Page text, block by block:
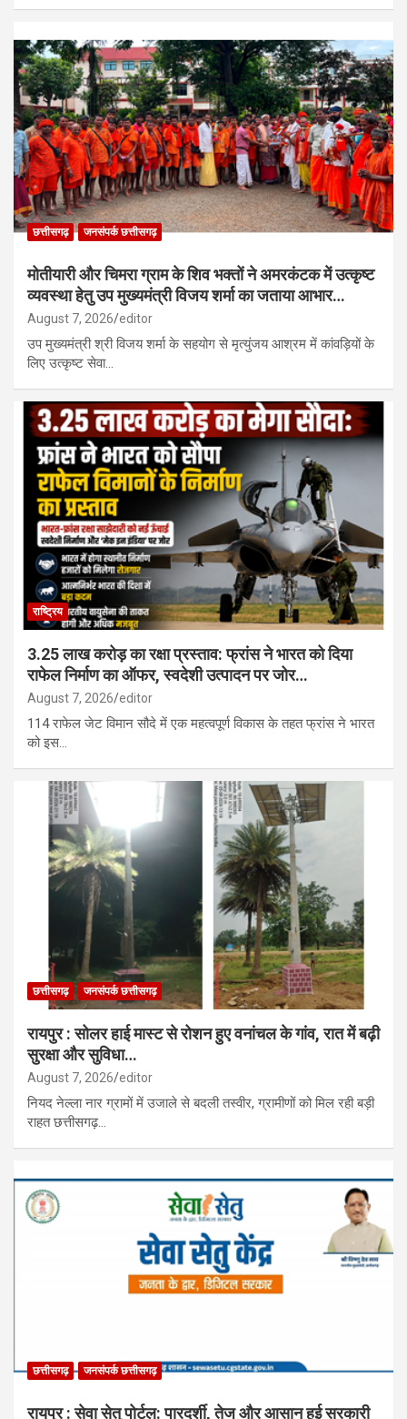
छत्तीसगढ़ जनसंपर्क छत्तीसगढ़
मोतीयारी और चिमरा ग्राम के शिव भक्तों ने अमरकंटक में उत्कृष्ट
व्यवस्था हेतु उप मुख्यमंत्री विजय शर्मा का जताया आभार…
August 7, 2026 editor
उप मुख्यमंत्री श्री विजय शर्मा के सहयोग से मृत्युंजय आश्रम में कांवड़ियों के
लिए उत्कृष्ट सेवा…
राष्ट्रिय
3.25 लाख करोड़ का रक्षा प्रस्ताव: फ्रांस ने भारत को दिया
राफेल निर्माण का ऑफर, स्वदेशी उत्पादन पर जोर…
August 7, 2026 editor
114 राफेल जेट विमान सौदे में एक महत्वपूर्ण विकास के तहत फ्रांस ने भारत
को इस…
छत्तीसगढ़ जनसंपर्क छत्तीसगढ़
रायपुर : सोलर हाई मास्ट से रोशन हुए वनांचल के गांव, रात में बढ़ी
सुरक्षा और सुविधा…
August 7, 2026 editor
नियद नेल्ला नार ग्रामों में उजाले से बदली तस्वीर, ग्रामीणों को मिल रही बड़ी
राहत छत्तीसगढ़…
छत्तीसगढ़ जनसंपर्क छत्तीसगढ़
रायपुर : सेवा सेतु पोर्टल: पारदर्शी, तेज और आसान हुई सरकारी